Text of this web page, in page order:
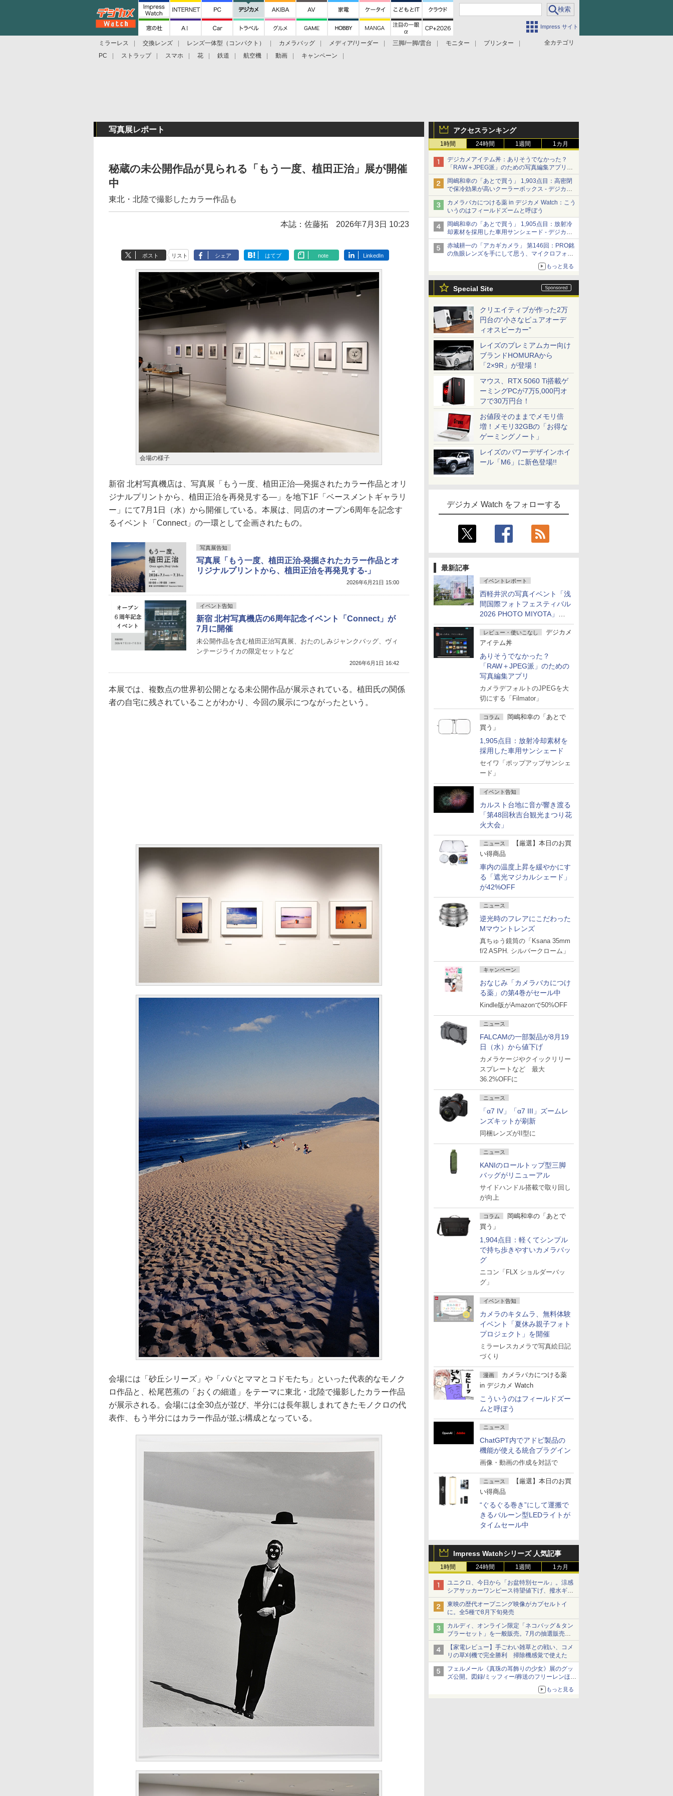
Impress サイト
全カテゴリ
ミラーレス 交換レンズ レンズ一体型（コンパクト） カメラバッグ メディア/リーダー 三脚/一脚/雲台 モニター
プリンター
PC
ストラップ スマホ 花 鉄道 航空機 動画 キャンペーン
アクセスランキング
1時間 24時間 1週間 1カ月
デジカメアイテム丼：ありそうでなかった？
「RAW＋JPEG派」のための写真編集アプリ
カメラデフォルトのJPEGを大切にする
「Filmator」
岡嶋和幸の「あとで買う」 1,903点目：高密閉
で保冷効果が高いクーラーボックス - デジカメ
Watch
カメラバカにつける薬 in デジカメ Watch：こう
いうのはフィールドズームと呼ぼう
岡嶋和幸の「あとで買う」 1,905点目：放射冷
却素材を採用した車用サンシェード - デジカメ
Watch
赤城耕一の「アカギカメラ」 第146回：PRO銘
の魚眼レンズを手にして思う、マイクロフォー
もっと見る
Special Site
クリエイティブが作った2万
円台の“小さなピュアオーデ
ィオスピーカー”
レイズのプレミアムカー向け
ブランドHOMURAから
「2×9R」が登場！
マウス、RTX 5060 Ti搭載ゲ
ーミングPCが7万5,000円オ
フで30万円台！
お値段そのままでメモリ倍
増！メモリ32GBの「お得な
ゲーミングノート」
レイズのパワーデザインホイ
ール「M6」に新色登場!!
デジカメ Watch をフォローする
最新記事
イベントレポート
西軽井沢の写真イベント「浅
間国際フォトフェスティバル
2026 PHOTO MIYOTA」が
開幕
レビュー・使いこなし
デジカメ
アイテム丼
ありそうでなかった？
「RAW＋JPEG派」のための
写真編集アプリ
カメラデフォルトのJPEGを大
切にする「Filmator」
コラム
岡嶋和幸の「あとで
買う」
1,905点目：放射冷却素材を
採用した車用サンシェード
セイワ「ポップアップサンシェ
ード」
イベント告知
カルスト台地に音が響き渡る
「第48回秋吉台観光まつり花
火大会」
ニュース
【厳選】本日のお買
い得商品
車内の温度上昇を緩やかにす
る「遮光マジカルシェード」
が42%OFF
ニュース
逆光時のフレアにこだわった
Mマウントレンズ
真ちゅう鏡筒の「Ksana 35mm
f/2 ASPH. シルバークローム」
キャンペーン
おなじみ「カメラバカにつけ
る薬」の第4巻がセール中
Kindle版がAmazonで50%OFF
ニュース
FALCAMの一部製品が8月19
日（水）から値下げ
カメラケージやクイックリリー
スプレートなど 最大
36.2%OFFに
ニュース
「α7 IV」「α7 III」ズームレ
ンズキットが刷新
同梱レンズがII型に
ニュース
KANIのロールトップ型三脚
バッグがリニューアル
サイドハンドル搭載で取り回し
が向上
コラム
岡嶋和幸の「あとで
買う」
1,904点目：軽くてシンプル
で持ち歩きやすいカメラバッ
グ
ニコン「FLX ショルダーバッ
グ」
イベント告知
カメラのキタムラ、無料体験
イベント「夏休み親子フォト
プロジェクト」を開催
ミラーレスカメラで写真絵日記
づくり
漫画
カメラバカにつける薬
in デジカメ Watch
こういうのはフィールドズー
ムと呼ぼう
ニュース
ChatGPT内でアドビ製品の
機能が使える統合プラグイン
画像・動画の作成を対話で
ニュース
【厳選】本日のお買
い得商品
“ぐるぐる巻き”にして運搬で
きるバルーン型LEDライトが
タイムセール中
Impress Watchシリーズ 人気記事
1時間 24時間 1週間 1カ月
ユニクロ、今日から「お盆特別セール」。涼感
シアサッカーワンピース待望値下げ、撥水ギア
ショーツは1990円に
東映の歴代オープニング映像がカプセルトイ
に。全5種で8月下旬発売
カルディ、オンライン限定「ネコバッグ＆タン
ブラーセット」を一般販売。7月の抽選販売の
当選無効分
【家電レビュー】手ごわい雑草との戦い、コメ
リの草刈機で完全勝利 掃除機感覚で使えた
フェルメール《真珠の耳飾りの少女》展のグッ
ズ公開。図録/ミッフィー/葬送のフリーレンほ
もっと見る
写真展レポート
秘蔵の未公開作品が見られる「もう一度、植田正治」展が開催
中
東北・北陸で撮影したカラー作品も
本誌：佐藤拓 2026年7月3日 10:23
ポスト リスト シェア はてブ note LinkedIn
会場の様子
新宿 北村写真機店は、写真展「もう一度、植田正治―発掘されたカラー作品とオリ
ジナルプリントから、植田正治を再発見する―」を地下1F「ベースメントギャラリ
ー」にて7月1日（水）から開催している。本展は、同店のオープン6周年を記念す
るイベント「Connect」の一環として企画されたもの。
写真展告知
写真展「もう一度、植田正治-発掘されたカラー作品とオ
リジナルプリントから、植田正治を再発見する-」
2026年6月21日 15:00
イベント告知
新宿 北村写真機店の6周年記念イベント「Connect」が
7月に開催
未公開作品を含む植田正治写真展、おたのしみジャンクバッグ、ヴィ
ンテージライカの限定セットなど
2026年6月1日 16:42
本展では、複数点の世界初公開となる未公開作品が展示されている。植田氏の関係
者の自宅に残されていることがわかり、今回の展示につながったという。
会場には「砂丘シリーズ」や「パパとママとコドモたち」といった代表的なモノク
ロ作品と、松尾芭蕉の「おくの細道」をテーマに東北・北陸で撮影したカラー作品
が展示される。会場には全30点が並び、半分には長年親しまれてきたモノクロの代
表作、もう半分にはカラー作品が並ぶ構成となっている。